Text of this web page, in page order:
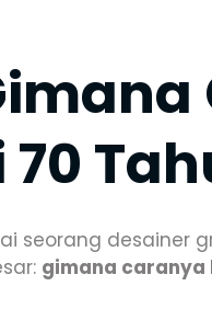
seorang desainer
gimana caranya